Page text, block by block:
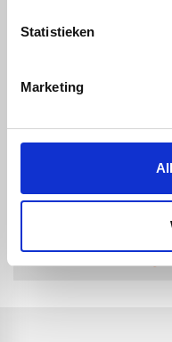
Statistieken
Marketing
geadoniseerde look |
€ 630,34
check_circleKlanten geven Vos
check_circle